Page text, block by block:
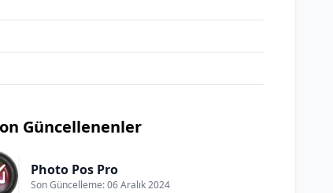
Güncellenenler
Photo Pos Pro
Son Güncelleme: 06 Aralık 2024